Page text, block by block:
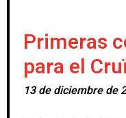
Primeras
para el
13 de diciembre de